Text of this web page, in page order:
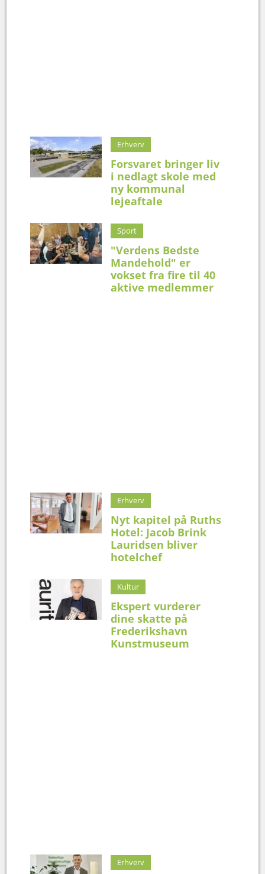
Erhverv
Forsvaret bringer liv
i nedlagt skole med
ny kommunal
lejeaftale
Sport
"Verdens Bedste
Mandehold" er
vokset fra fire til 40
aktive medlemmer
Erhverv
Nyt kapitel på Ruths
Hotel: Jacob Brink
Lauridsen bliver
hotelchef
Kultur
Ekspert vurderer
dine skatte på
Frederikshavn
Kunstmuseum
Erhverv